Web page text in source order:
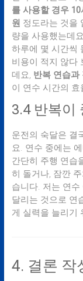
를 사용할 경우
원 정도라는 것을
량을 사용했는데
하루에 몇 시간씩
비용이 적지 않다
데요, 반복 연습과
이 연수 시간의
3.4 반복이
운전의 숙달은 결
요. 연수 중에는
간단히 주행 연습
히 돌거나, 잠깐
습니다. 저는 연
달리는 것으로 연
게 실력을 늘리기
4. 결론 작